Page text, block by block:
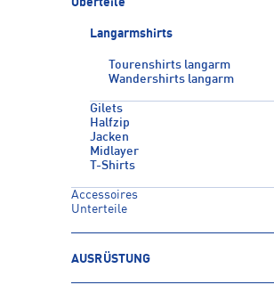
Oberteile
Langarmshirts
Tourenshirts langarm
Wandershirts langarm
Gilets
Halfzip
Jacken
Midlayer
T-Shirts
Accessoires
Unterteile
AUSRÜSTUNG